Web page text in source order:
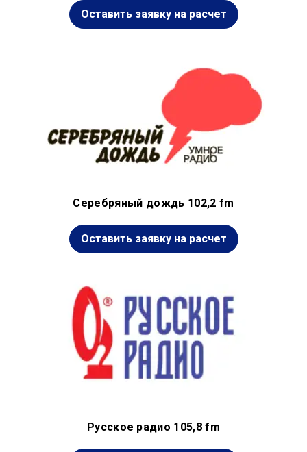
Оставить заявку на расчет
Серебряный дождь 102,2 fm
Оставить заявку на расчет
Русское радио 105,8 fm